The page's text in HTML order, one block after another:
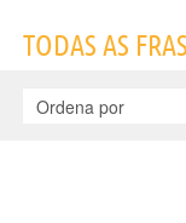
TODAS AS